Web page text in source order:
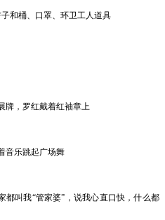
和桶、口罩、环卫工人道具
牌，罗红戴着红袖章上
音乐跳起广场舞
都叫我“管家婆”，说我心直口快，什么都